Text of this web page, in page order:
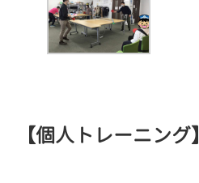
【個人トレーニング】